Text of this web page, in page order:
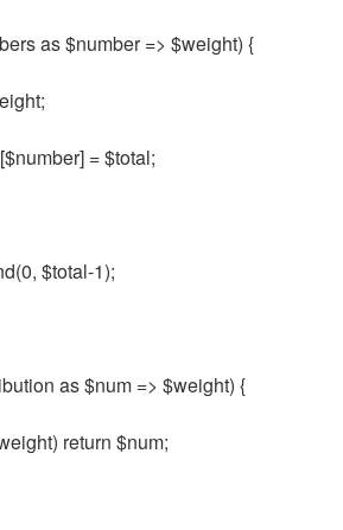
as $number => $weight) {
= $total;
$total-1);
as $num => $weight) {
return $num;